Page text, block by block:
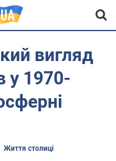
вигляд
у 1970-
Життя столиці